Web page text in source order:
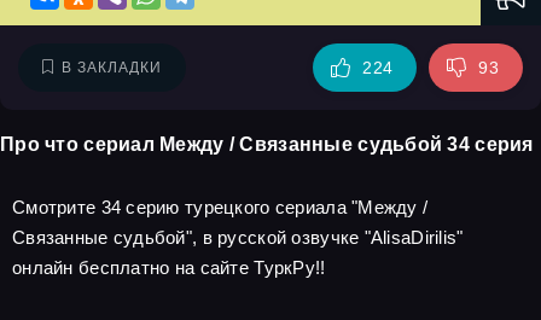
В ЗАКЛАДКИ 224 93
Про что сериал Между / Связанные судьбой 34 серия
Смотрите 34 серию турецкого сериала "Между /
Связанные судьбой", в русской озвучке "AlisaDirilis"
онлайн бесплатно на сайте ТуркРу!!